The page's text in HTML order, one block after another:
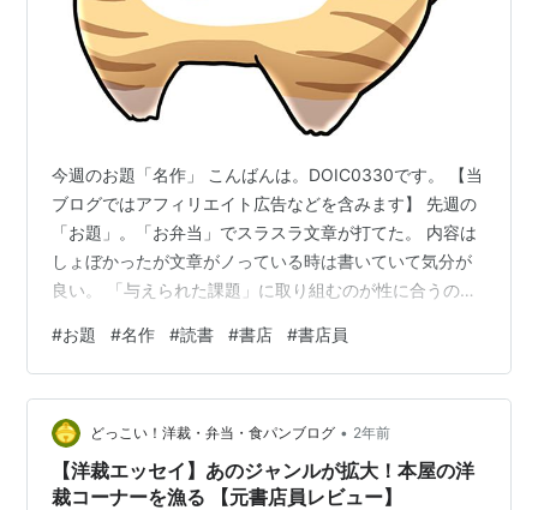
今週のお題「名作」 こんばんは。DOIC0330です。 【当
ブログではアフィリエイト広告などを含みます】 先週の
「お題」。「お弁当」でスラスラ文章が打てた。 内容は
しょぼかったが文章がノっている時は書いていて気分が
良い。 「与えられた課題」に取り組むのが性に合うのか
よ、というだけの話です。 今週は「名作」。 少なくとも
グループ「読書の会」に所属していますので名作、と感
じた本を紹介したい。 よかったらお付き合いください。
いつも読んでくださり、ありがとうございます。 「名
作」とは。 すぐれた作品。 名高い作品。 と、グーグル
先生がおっしゃっていま…
#お題 #名作 #読書 #書店 #書店員
どっこい！洋裁・弁当・食パンブログ • 2年前
【洋裁エッセイ】あのジャンルが拡大！本屋の洋
裁コーナーを漁る 【元書店員レビュー】